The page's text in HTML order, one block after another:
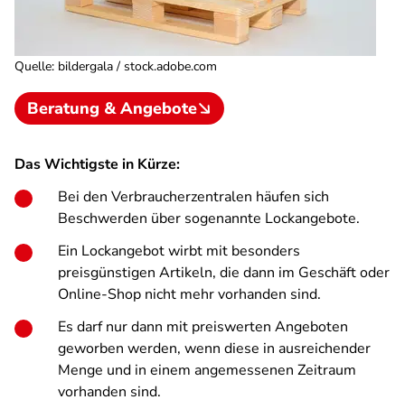
Quelle: bildergala / stock.adobe.com
Beratung & Angebote
Das Wichtigste in Kürze:
Bei den Verbraucherzentralen häufen sich
Beschwerden über sogenannte Lockangebote.
Ein Lockangebot wirbt mit besonders
preisgünstigen Artikeln, die dann im Geschäft oder
Online-Shop nicht mehr vorhanden sind.
Es darf nur dann mit preiswerten Angeboten
geworben werden, wenn diese in ausreichender
Menge und in einem angemessenen Zeitraum
vorhanden sind.